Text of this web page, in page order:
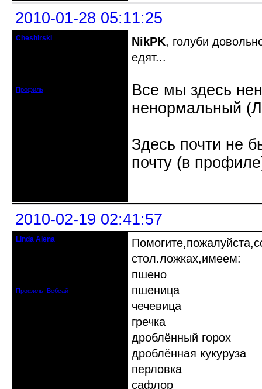
2010-01-28 05:11:25
Cheshirski
Профиль
NikPK, голуби
едят...
Все мы здесь
ненормальный
Здесь почти не
почту (в
2010-02-19 02:41:57
Linda Alena
Профиль Вебсайт
стол.ложках,имеем:
пшено
пшеница
чечевица
гречка
дроблённый горох
дроблённая кукуруза
перловка
сафлор